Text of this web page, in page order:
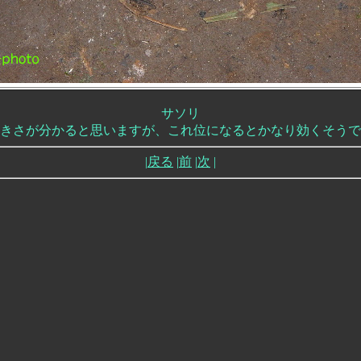
サソリ
さが分かると思いますが、これ位になるとかなり効くそう
|戻る |前 |次 |